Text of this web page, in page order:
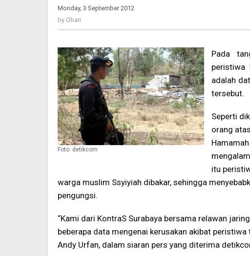
>
Monday, 3 September 2012
by Oban
Foto: detikcom
Pada
peristiwa
adalah
tersebut.
Seperti
orang
itu
warga muslim Ssyiyiah dibakar, sehingga
pengungsi.
“Kami dari KontraS Surabaya bersama relawan
beberapa data mengenai kerusakan akibat peristiwa
Andy Urfan, dalam siaran pers yang diterima